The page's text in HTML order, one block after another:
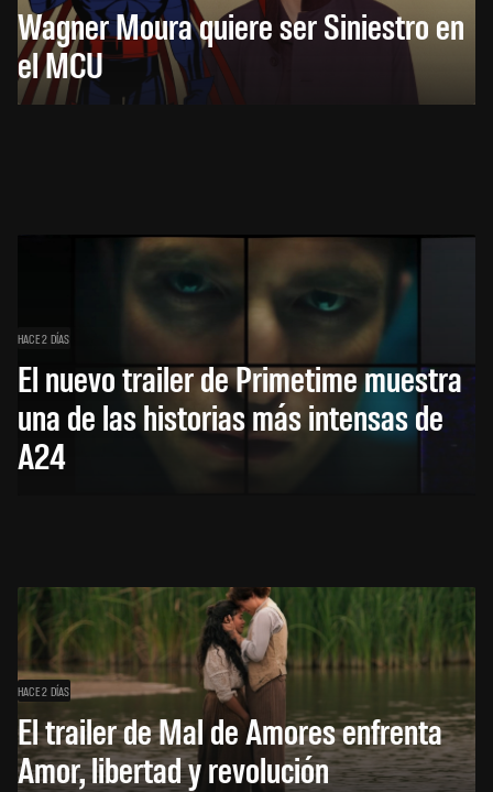
Wagner Moura quiere ser Siniestro en
el MCU
HACE 2 DÍAS
El nuevo trailer de Primetime muestra
una de las historias más intensas de
A24
HACE 2 DÍAS
El trailer de Mal de Amores enfrenta
Amor, libertad y revolución